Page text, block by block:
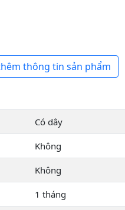
thông tin sản phẩm
Có dây
Không
Không
1 tháng